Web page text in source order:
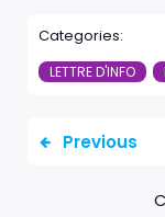
Categories:
LETTRE D'INFO
Previous